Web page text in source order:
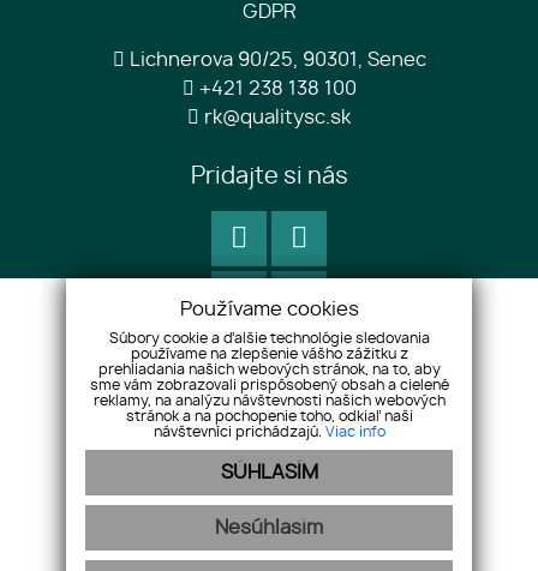
GDPR
Lichnerova 90/25, 90301, Senec
+421 238 138 100
rk@qualitysc.sk
Pridajte si nás
Používame cookies
Súbory cookie a ďalšie technológie sledovania
používame na zlepšenie vášho zážitku z
prehliadania našich webových stránok, na to, aby
sme vám zobrazovali prispôsobený obsah a cielené
reklamy, na analýzu návštevnosti našich webových
stránok a na pochopenie toho, odkiaľ naši
návštevníci prichádzajú. Viac info
SÚHLASÍM
Nesúhlasím